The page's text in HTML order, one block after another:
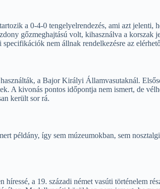
a 0-4-0 tengelyelrendezés, ami azt jelenti,
gőzmeghajtású volt, kihasználva a korszak
nem állnak rendelkezésre az
a Bajor Királyi Államvasutaknál.
A kivonás pontos időpontja nem ismert, de
került sor rá.
példány, így sem múzeumokban, sem
a 19. századi német vasúti történelem